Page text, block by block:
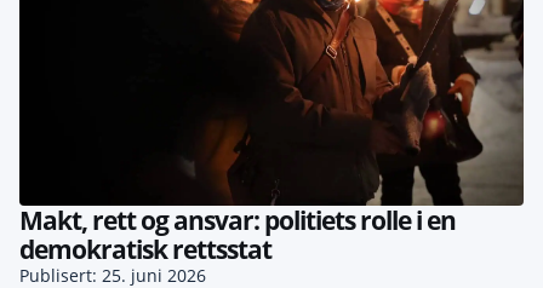
Makt, rett og ansvar: politiets rolle i en
demokratisk rettsstat
Publisert: 25. juni 2026